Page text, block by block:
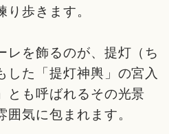
歩きます。
レを飾るのが、提灯（ち
した「提灯神輿」の宮入
とも呼ばれるその光景
気に包まれます。